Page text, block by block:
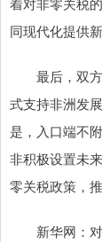
同现代化提供
最后，双方
式支持非洲发
是，入口端不
非积极设置未
零关税政策，
新华网：对